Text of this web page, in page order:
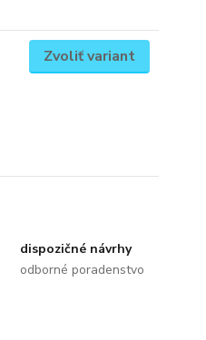
Zvoliť variant
dispozičné návrhy
odborné poradenstvo